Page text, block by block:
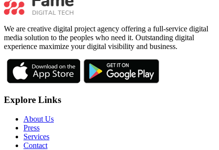
We are creative digital project agency offering a full-service digital
media solution to the peoples who need it. Outstanding digital
experience maximize your digital visibility and business.
Explore Links
About Us
Press
Services
Contact